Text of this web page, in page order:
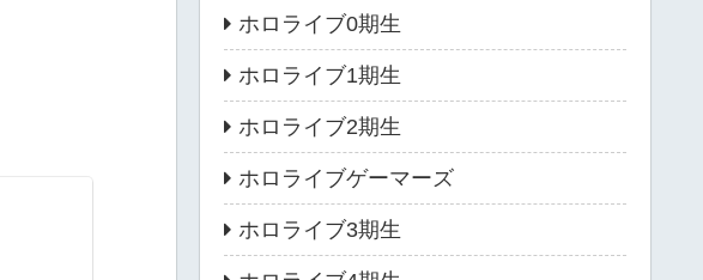
ホロライブ0期生
ホロライブ1期生
ホロライブ2期生
ホロライブゲーマーズ
ホロライブ3期生